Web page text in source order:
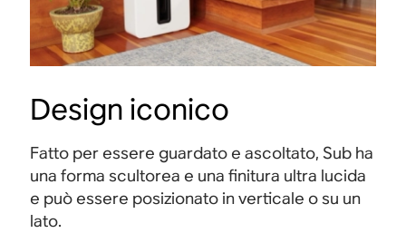
Design iconico
Fatto per essere guardato e ascoltato, Sub ha
una forma scultorea e una finitura ultra lucida
e può essere posizionato in verticale o su un
lato.